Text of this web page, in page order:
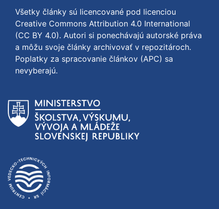
Všetky články sú licencované pod licenciou
Creative Commons Attribution 4.0 International
(CC BY 4.0). Autori si ponechávajú autorské práva
a môžu svoje články archivovať v repozitároch.
Poplatky za spracovanie článkov (APC) sa
nevyberajú.